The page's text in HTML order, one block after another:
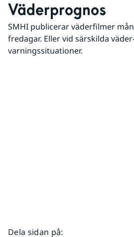
Väderprognos
SMHI publicerar väderfilmer
fredagar. Eller vid särskilda
varningssituationer.
Dela sidan på: